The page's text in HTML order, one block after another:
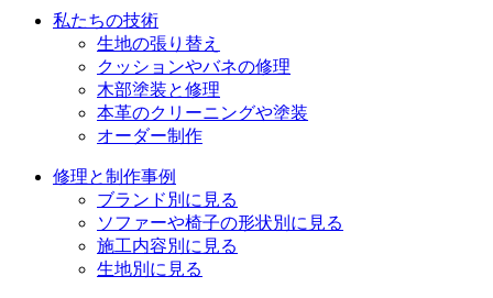
私たちの技術
生地の張り替え
クッションやバネの修理
木部塗装と修理
本革のクリーニングや塗装
オーダー制作
修理と制作事例
ブランド別に見る
ソファーや椅子の形状別に見る
施工内容別に見る
生地別に見る